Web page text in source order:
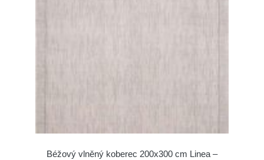
Béžový vlněný koberec 200x300 cm Linea –